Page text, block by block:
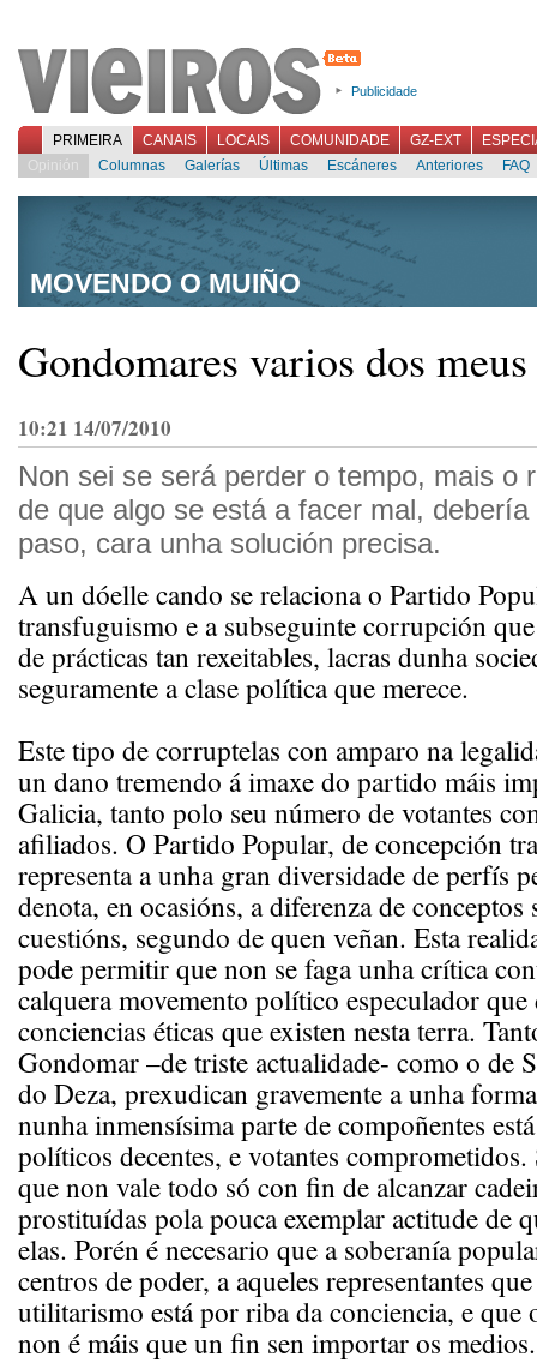
Publicidade
PRIMEIRA CANAIS LOCAIS COMUNIDADE GZ-EXT
Opinión
Columnas Galerías Últimas Escáneres Anteriores FAQ
MOVENDO O MUIÑO
Gondomares varios dos
10:21 14/07/2010
Non sei se será perder o tempo, mais o
de que algo se está a facer mal,
paso, cara unha solución precisa.
A un dóelle cando se relaciona o Partido
transfuguismo e a subseguinte corrupción
de prácticas tan rexeitables, lacras dunha
seguramente a clase política que merece.
Este tipo de corruptelas con amparo na
un dano tremendo á imaxe do partido máis
Galicia, tanto polo seu número de votantes
afiliados. O Partido Popular, de concepción
representa a unha gran diversidade de perfís
denota, en ocasións, a diferenza de conceptos
cuestións, segundo de quen veñan. Esta
pode permitir que non se faga unha crítica
calquera movemento político especulador que
conciencias éticas que existen nesta terra.
Gondomar –de triste actualidade- como o de
do Deza, prexudican gravemente a unha
nunha inmensísima parte de compoñentes
políticos decentes, e votantes
que non vale todo só con fin de alcanzar
prostituídas pola pouca exemplar actitude de
elas. Porén é necesario que a soberanía
centros de poder, a aqueles representantes
utilitarismo está por riba da conciencia, e que
non é máis que un fin sen importar os medios.